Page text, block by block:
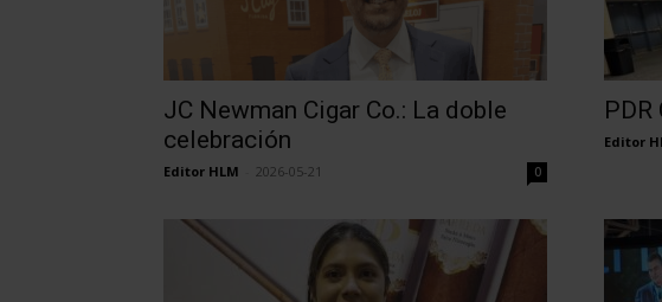
JC Newman Cigar Co.: La doble
celebración
Editor HLM 2026-05-21 0
Editor